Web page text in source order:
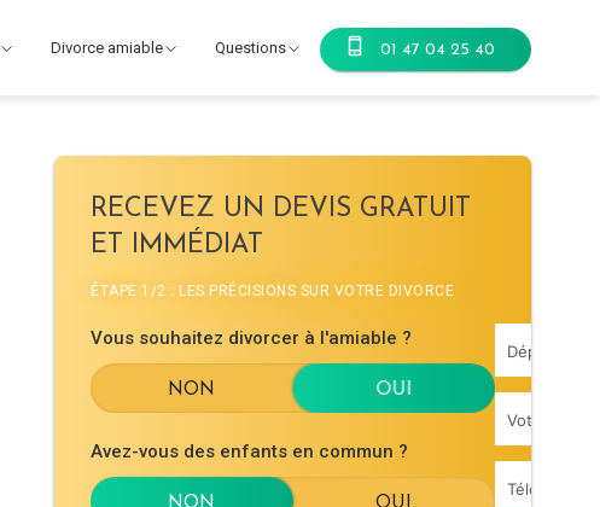
Divorce amiable Questions 01 47 04 25 40
RECEVEZ UN DEVIS GRATUIT
ET IMMÉDIAT
ÉTAPE 1/2 : LES PRÉCISIONS SUR VOTRE DIVORCE
Vous souhaitez divorcer à l'amiable ?
Avez-vous des enfants en commun ?